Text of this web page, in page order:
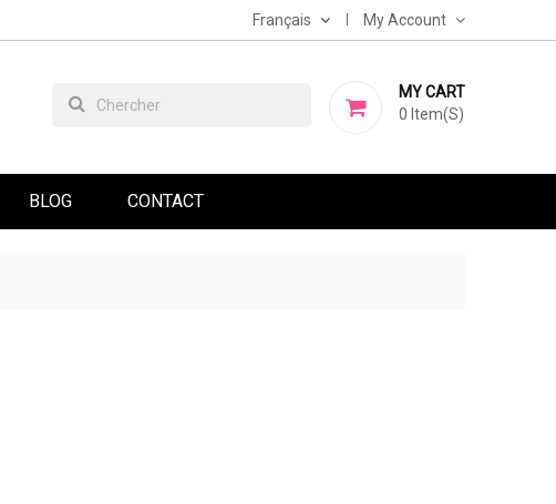
Français My Account
MY CART
0 Item(s)
BLOG CONTACT